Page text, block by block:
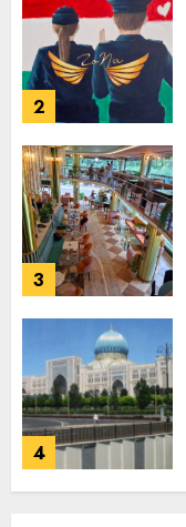
2
3
4